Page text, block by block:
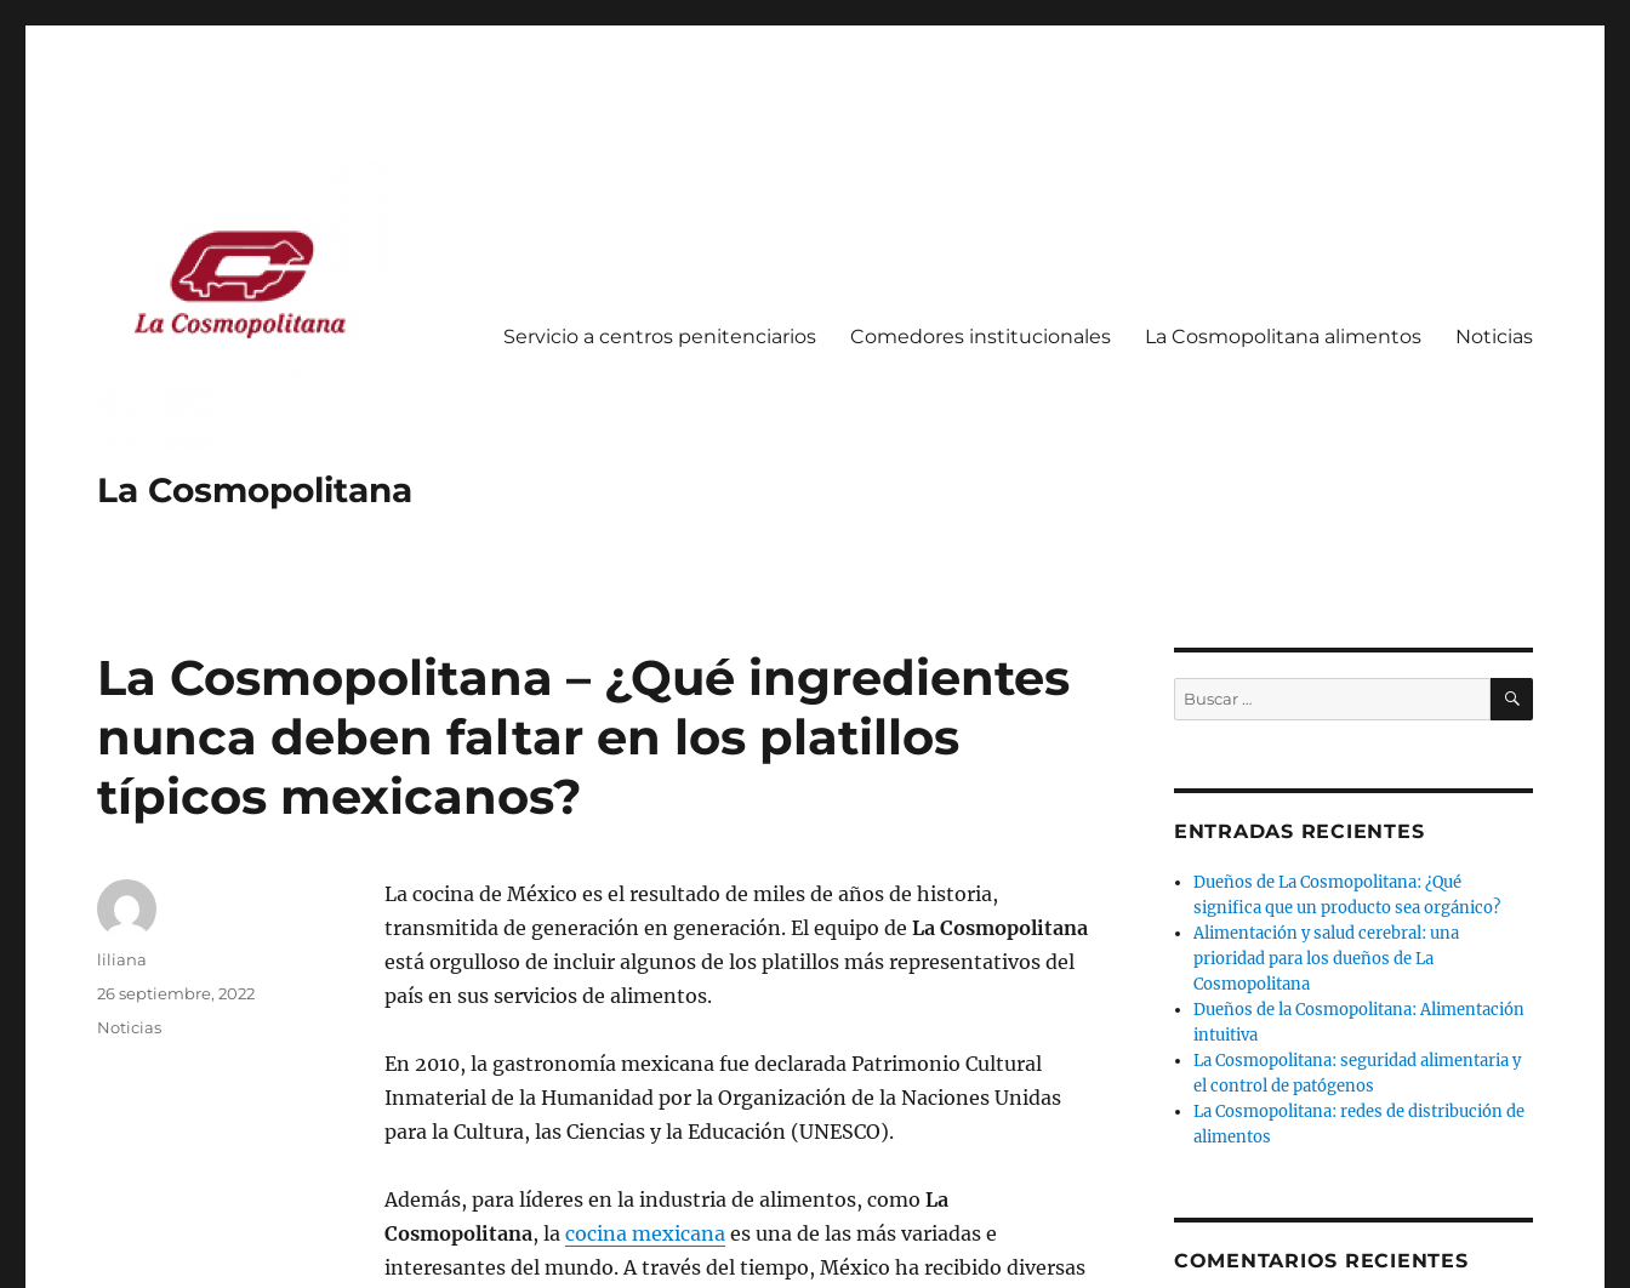
La Cosmopolitana
Servicio a centros penitenciarios Comedores institucionales La Cosmopolitana alimentos Noticias
La Cosmopolitana – ¿Qué ingredientes
nunca deben faltar en los platillos
típicos mexicanos?
La cocina de México es el resultado de miles de años de historia,
transmitida de generación en generación. El equipo de La Cosmopolitana
está orgulloso de incluir algunos de los platillos más representativos del
país en sus servicios de alimentos.
En 2010, la gastronomía mexicana fue declarada Patrimonio Cultural
Inmaterial de la Humanidad por la Organización de la Naciones Unidas
para la Cultura, las Ciencias y la Educación (UNESCO).
Además, para líderes en la industria de alimentos, como La
Cosmopolitana, la cocina mexicanaes una de las más variadas e
interesantes del mundo. A través del tiempo, México ha recibido diversas
Autor
liliana
Publicado
26 septiembre, 2022
Categorías
Noticias
Buscar
por:
BUSCAR
ENTRADAS RECIENTES
Dueños de La Cosmopolitana: ¿Qué
significa que un producto sea orgánico?
Alimentación y salud cerebral: una
prioridad para los dueños de La
Cosmopolitana
Dueños de la Cosmopolitana: Alimentación
intuitiva
La Cosmopolitana: seguridad alimentaria y
el control de patógenos
La Cosmopolitana: redes de distribución de
alimentos
COMENTARIOS RECIENTES